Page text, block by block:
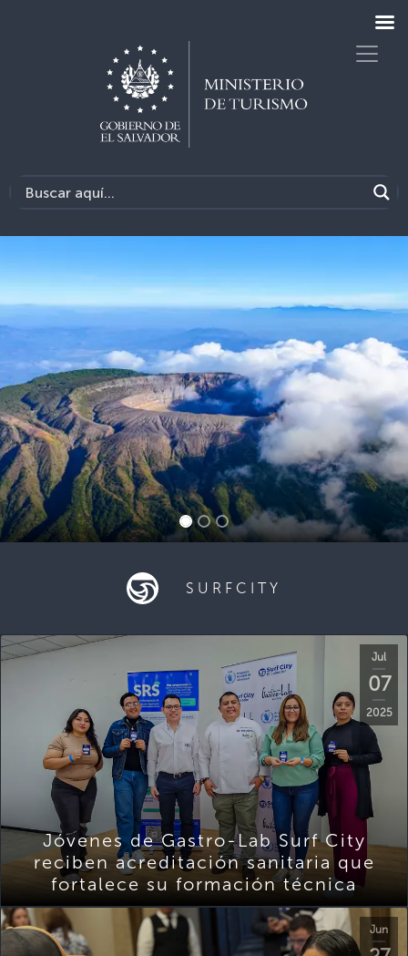
SURFCITY
Jul
07
2025
Jóvenes de Gastro-Lab Surf City
reciben acreditación sanitaria que
fortalece su formación técnica
Jun